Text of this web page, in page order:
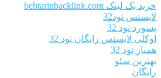
خرید بک لینک behtarinbacklink.com
لایسنس نود32
پسورد نود 32
اوکلی لایسنس رایگان نود 32
همیار نود 32
بهترین سئو
رایگان